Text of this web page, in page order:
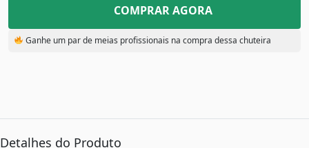
COMPRAR AGORA
Ganhe um par de meias profissionais na compra dessa chuteira
Detalhes do Produto